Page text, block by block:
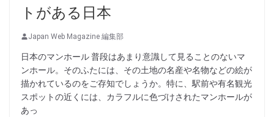
トがある日本
Japan Web Magazine 編集部
日本のマンホール 普段はあまり意識して見ることのないマ
ンホール。そのふたには、その土地の名産や名物などの絵が
描かれているのをご存知でしょうか。特に、駅前や有名観光
スポットの近くには、カラフルに色づけされたマンホールが
あっ